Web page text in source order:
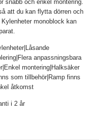
snabb och enkel montering.
att du kan flytta dörren och
monoblock kan
anpassningsbara
montering|Halksäker
som tillbehör|Ramp finns
åtkomst
i 2 år